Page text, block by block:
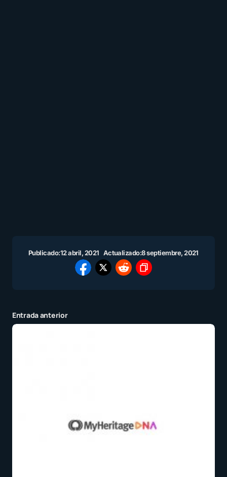
Publicado:12 abril, 2021 Actualizado:8 septiembre, 2021
Entrada anterior